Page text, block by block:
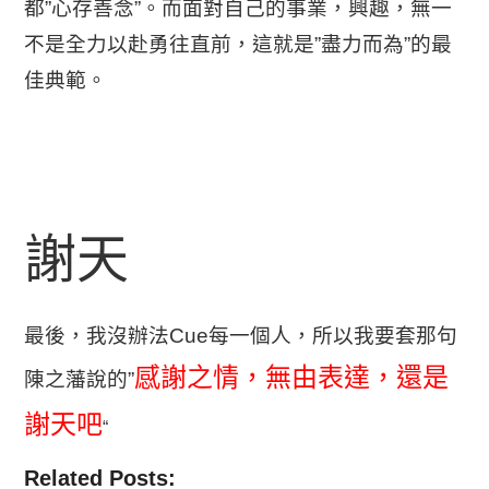
都”心存善念”。而面對自己的事業，興趣，無一
不是全力以赴勇往直前，這就是”盡力而為”的最
佳典範。
謝天
最後，我沒辦法Cue每一個人，所以我要套那句
陳之藩說的”感謝之情，無由表達，還是
謝天吧“
Related Posts: